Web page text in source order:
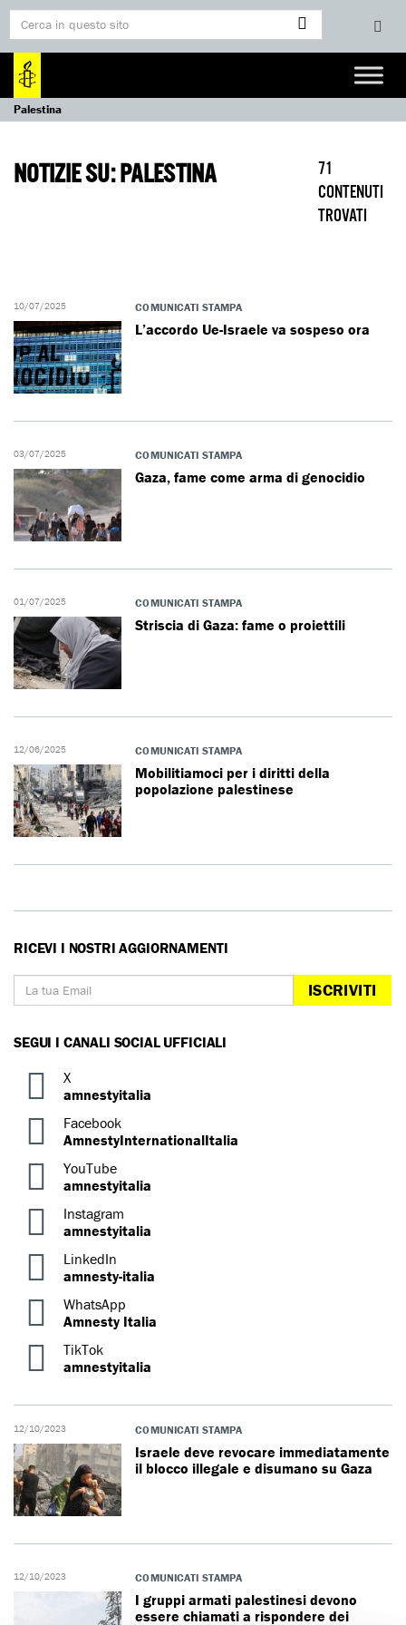
Palestina
NOTIZIE SU: PALESTINA
71
CONTENUTI
TROVATI
10/07/2025 COMUNICATI STAMPA
L’accordo Ue-Israele va sospeso ora
03/07/2025 COMUNICATI STAMPA
Gaza, fame come arma di genocidio
01/07/2025 COMUNICATI STAMPA
Striscia di Gaza: fame o proiettili
12/06/2025 COMUNICATI STAMPA
Mobilitiamoci per i diritti della
popolazione palestinese
RICEVI I NOSTRI AGGIORNAMENTI
ISCRIVITI
SEGUI I CANALI SOCIAL UFFICIALI
X
amnestyitalia
Facebook
AmnestyInternationalItalia
YouTube
amnestyitalia
Instagram
amnestyitalia
LinkedIn
amnesty-italia
WhatsApp
Amnesty Italia
TikTok
amnestyitalia
12/10/2023 COMUNICATI STAMPA
Israele deve revocare immediatamente
il blocco illegale e disumano su Gaza
12/10/2023 COMUNICATI STAMPA
I gruppi armati palestinesi devono
essere chiamati a rispondere dei